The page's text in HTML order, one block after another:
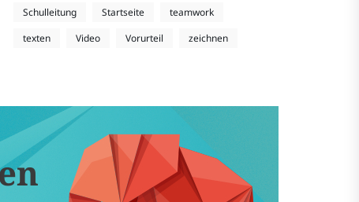
Schulleitung Startseite
teamwork
texten
Video Vorurteil zeichnen